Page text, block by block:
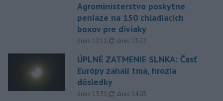
Agroministerstvo poskytne
peniaze na 150 chladiacich
boxov pre diviaky
dnes 12:11, aktualizované
dnes 13:22
ÚPLNÉ ZATMENIE SLNKA: Časť
Európy zahalí tma, hrozia
dôsledky
dnes 13:35, aktualizované
dnes 14:03